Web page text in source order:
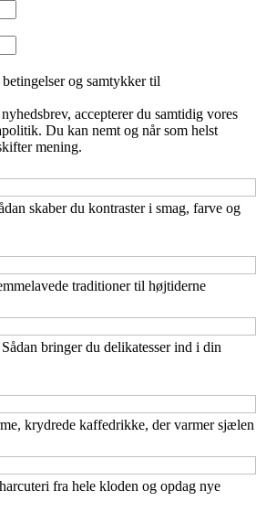
og samtykker til
accepterer du samtidig vores
Du kan nemt og når som helst
mening.
skaber du kontraster i smag, farve og
traditioner til højtiderne
bringer du delikatesser ind i din
krydrede kaffedrikke, der varmer sjælen
fra hele kloden og opdag nye